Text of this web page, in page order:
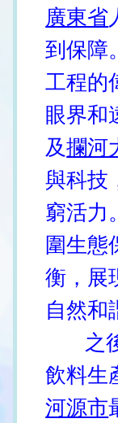
廣東省
到保障
工程的
眼界和
及攔河
與科技
窮活力
圍生態
衡，展
自然和
之後
飲料
河源市